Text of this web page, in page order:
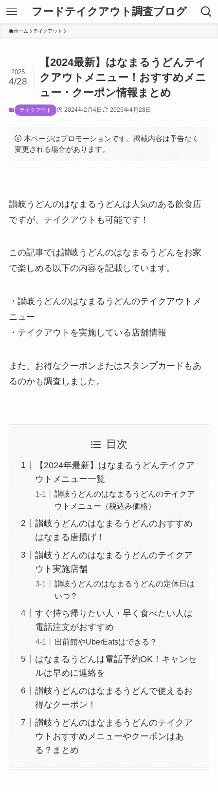
フードテイクアウト調査ブログ
ホーム テイクアウト
【2024最新】はなまるうどんテイ
クアウトメニュー！おすすめメニ
ュー・クーポン情報まとめ
2025
4/28
テイクアウト 2024年2月4日 2025年4月28日
本ページはプロモーションです。掲載内容は予告なく
変更される場合があります。
讃岐うどんのはなまるうどんは人気のある飲食店
ですが、テイクアウトも可能です！
この記事では讃岐うどんのはなまるうどんをお家
で楽しめる以下の内容を記載しています。
・ 讃岐うどんのはなまるうどんのテイクアウトメ
ニュー
・テイクアウトを実施している店舗情報
また、お得なクーポンまたはスタンプカードもあ
るのかも調査しました。
目次
【2024年最新】はなまるうどんテイクア
ウトメニュー一覧
讃岐うどんのはなまるうどんのテイクア
ウトメニュー（税込み価格）
讃岐うどんのはなまるうどんのおすすめ
はなまる唐揚げ！
讃岐うどんのはなまるうどんのテイクア
ウト実施店舗
讃岐うどんのはなまるうどんの定休日は
いつ？
すぐ持ち帰りたい人・早く食べたい人は
電話注文がおすすめ
出前館やUberEatsはできる？
はなまるうどんは電話予約OK！キャンセ
ルは早めに連絡を
讃岐うどんのはなまるうどんで使えるお
得なクーポン！
讃岐うどんのはなまるうどんのテイクア
ウトおすすめメニューやクーポンはあ
る？まとめ